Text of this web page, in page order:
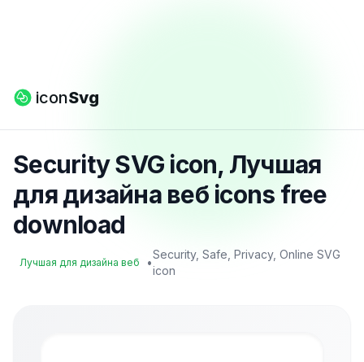
iconSvg
Security SVG icon, Лучшая
для дизайна веб icons free
download
Лучшая для дизайна веб •
Security, Safe, Privacy, Online SVG
icon